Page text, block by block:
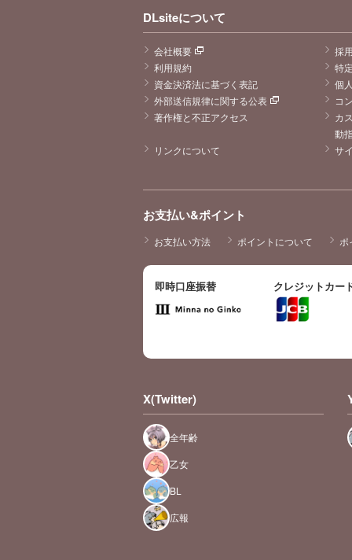
DLsiteについて
会社概要
採
利用規約
特
資金決済法に基づく表記
個
外部送信規律に関する公表
コ
著作権と不正アクセス
カ
動
リンクについて
サ
お支払い&ポイント
お支払い方法 ポイントについて ポ
即時口座振替 クレジットカー
X(Twitter)
全年齢
乙女
BL
広報